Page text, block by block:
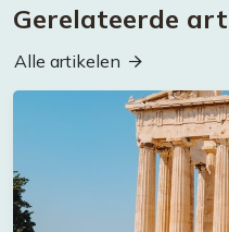
Gerelateerde
Alle artikelen